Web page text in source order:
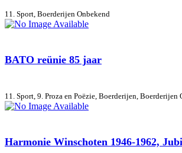
11. Sport, Boerderijen Onbekend
BATO reünie 85 jaar
11. Sport, 9. Proza en Poëzie, Boerderijen, Boerderijen
Harmonie Winschoten 1946-1962,